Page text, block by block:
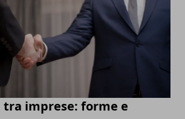
imprese: forme e